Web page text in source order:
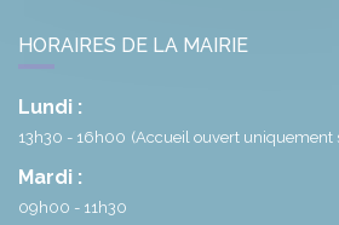
HORAIRES DE LA MAIRIE
Lundi :
13h30 - 16h00 (Accueil ouvert uniquement
Mardi :
09h00 - 11h30